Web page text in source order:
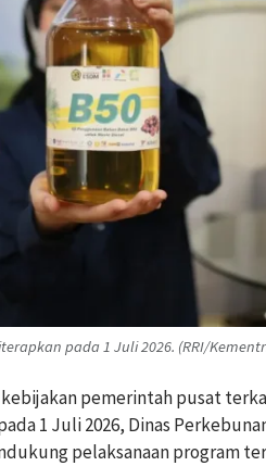
pada 1 Juli 2026. (RRI/
kebijakan pemerintah pusat
1 Juli 2026, Dinas
pelaksanaan program